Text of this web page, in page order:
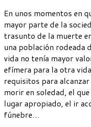
En unos momentos en
mayor parte de la
trasunto de la muerte
una población rodeada
vida no tenía mayor
efímera para la otra
requisitos para
morir en soledad, el
lugar apropiado, el ir
fúnebre…